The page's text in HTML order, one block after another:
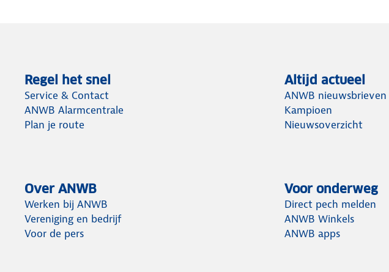
Regel het snel
Service & Contact
ANWB Alarmcentrale
Plan je route
Altijd actueel
ANWB nieuwsbrieven
Kampioen
Nieuwsoverzicht
Over ANWB
Werken bij ANWB
Vereniging en bedrijf
Voor de pers
Voor onderweg
Direct pech melden
ANWB Winkels
ANWB apps